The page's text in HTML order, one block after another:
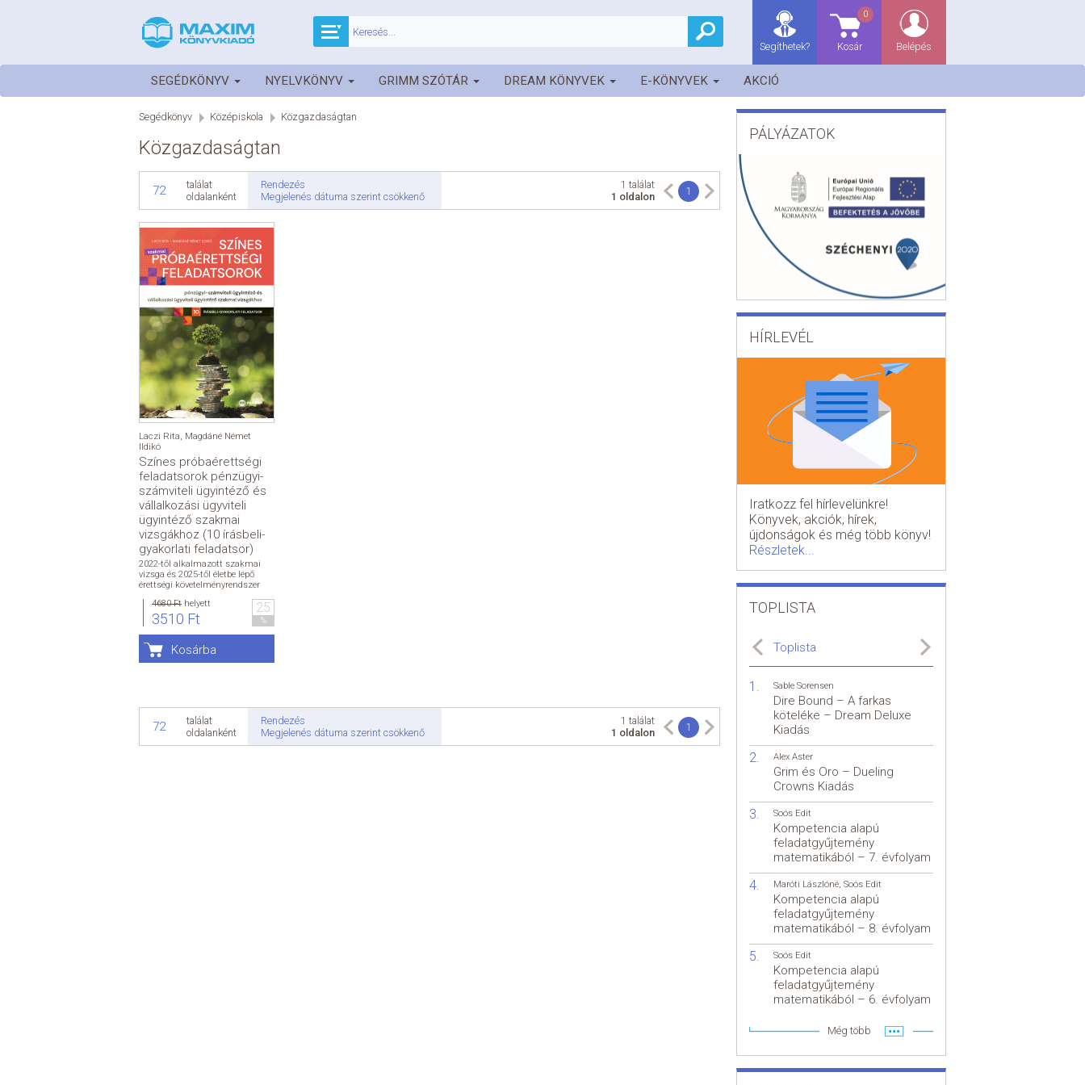
Belépés
Kosár
0
Segíthetek?
SEGÉDKÖNYV NYELVKÖNYV GRIMM SZÓTÁR DREAM KÖNYVEK E-KÖNYVEK AKCIÓ
Segédkönyv Középiskola Közgazdaságtan
Közgazdaságtan
72
találat
oldalanként
Rendezés
Megjelenés dátuma szerint csökkenő
1
1 találat
1 oldalon
Laczi Rita, Magdáné Német
Ildikó
Színes próbaérettségi
feladatsorok pénzügyi-
számviteli ügyintéző és
vállalkozási ügyviteli
ügyintéző szakmai
vizsgákhoz (10 írásbeli-
gyakorlati feladatsor)
2022-től alkalmazott szakmai
vizsga és 2025-től életbe lépő
érettségi követelményrendszer
4680 Ft helyett
3510 Ft
25
%
Kosárba
72
találat
oldalanként
Rendezés
Megjelenés dátuma szerint csökkenő
1
1 találat
1 oldalon
PÁLYÁZATOK
HÍRLEVÉL
Iratkozz fel hírlevelünkre!
Könyvek, akciók, hírek,
újdonságok és még több könyv!
Részletek...
TOPLISTA
Toplista
Sable Sorensen
Dire Bound – A farkas
köteléke – Dream Deluxe
Kiadás
Alex Aster
Grim és Oro – Dueling
Crowns Kiadás
Soós Edit
Kompetencia alapú
feladatgyűjtemény
matematikából – 7. évfolyam
Maróti Lászlóné, Soós Edit
Kompetencia alapú
feladatgyűjtemény
matematikából – 8. évfolyam
Soós Edit
Kompetencia alapú
feladatgyűjtemény
matematikából – 6. évfolyam
Még több